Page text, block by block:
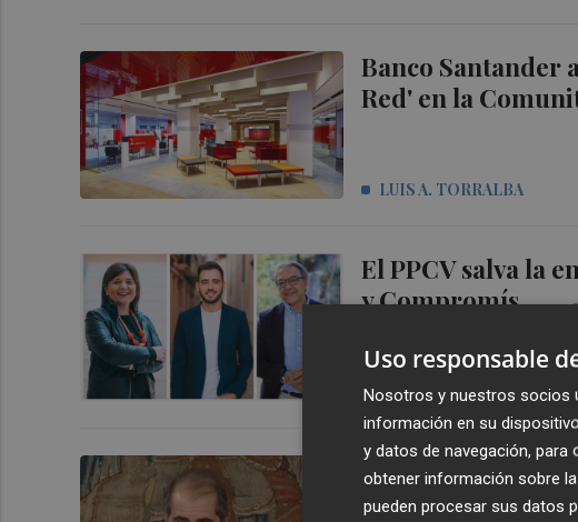
Banco Santander
Red' en la
LUIS A. TORRALBA
El PPCV salva la
y Compromís
MARTA GOZALBO
El empresario
a tirar de
Uso responsable
Nosotros y nuestros socios
información en su
y datos de navegación,
obtener información sobre
pueden procesar sus datos